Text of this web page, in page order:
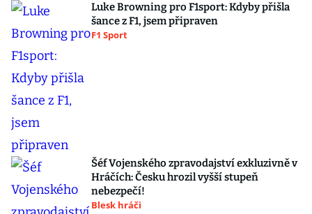
Luke Browning pro F1sport: Kdyby přišla
šance z F1, jsem připraven
F1 Sport
Šéf Vojenského zpravodajství exkluzivně v
Hráčích: Česku hrozil vyšší stupeň
nebezpečí!
Blesk hráči